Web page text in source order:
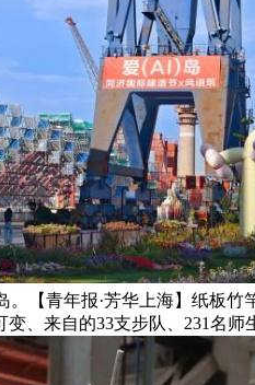
【青年报·芳华上海】纸板竹
、来自的33支步队、231名